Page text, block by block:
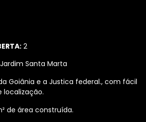
2
Santa Marta
Goiânia e a Justica federal., com fácil
localização.
de área construída.